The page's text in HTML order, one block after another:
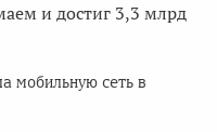
и достиг 3,3 млрд
мобильную сеть в